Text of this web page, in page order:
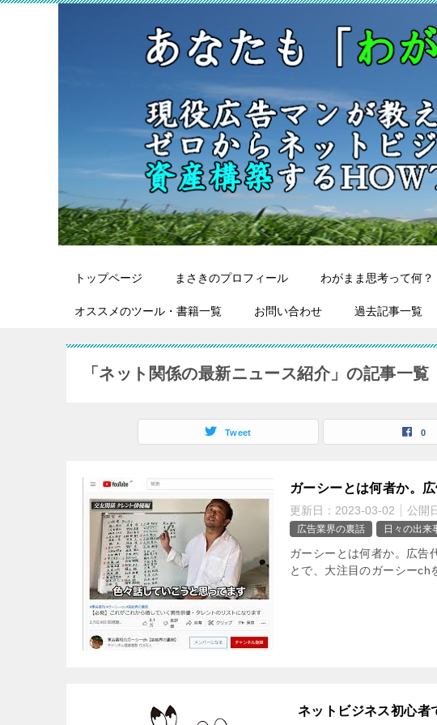
トップページ まさきのプロフィール わがまま思考って何？
オススメのツール・書籍一覧 お問い合わせ 過去記事一覧
「ネット関係の最新ニュース紹介」の記事一覧
Tweet 0
ガーシーとは何者か。
更新日： 2023-03-02 公開
広告業界の裏話 日々の出来
ガーシーとは何者か。広告
とで、大注目のガーシーch
ネットビジネス初心者